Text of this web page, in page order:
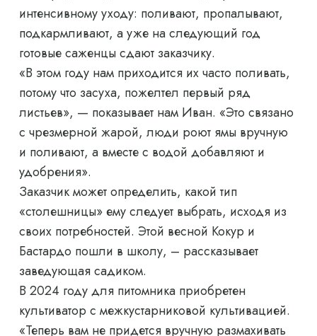
интенсивному уходу: поливают, пропалывают,
подкармливают, а уже на следующий год
готовые саженцы сдают заказчику.
«В этом году нам приходится их часто поливать,
потому что засуха, пожелтел первый ряд
листьев», — показывает нам Иван. «Это связано
с чрезмерной жарой, люди роют ямы вручную
и поливают, а вместе с водой добавляют и
удобрения».
Заказчик может определить, какой тип
«столешницы» ему следует выбрать, исходя из
своих потребностей. Этой весной Кокур и
Бастардо пошли в школу, – рассказывает
заведующая садиком.
В 2024 году для питомника приобретен
культиватор с межкустарниковой культивацией.
«Теперь вам не придется вручную размахивать